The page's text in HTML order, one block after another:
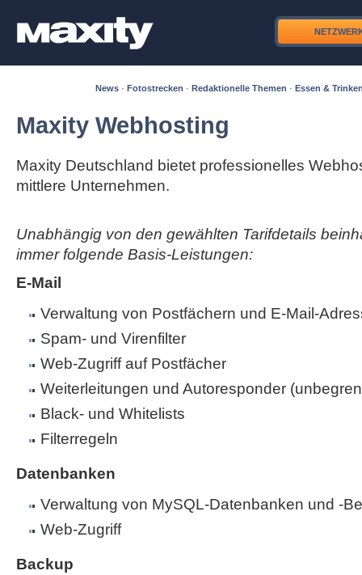
News · Fotostrecken · Redaktionelle Themen · Essen &
Maxity Webhosting
Maxity Deutschland bietet professionelles
mittlere Unternehmen.
Unabhängig von den gewählten Tarifdetails
immer folgende Basis-Leistungen:
E-Mail
Verwaltung von Postfächern und E-Mail-
Spam- und Virenfilter
Web-Zugriff auf Postfächer
Weiterleitungen und Autoresponder
Black- und Whitelists
Filterregeln
Datenbanken
Verwaltung von MySQL-Datenbanken und -
Web-Zugriff
Backup